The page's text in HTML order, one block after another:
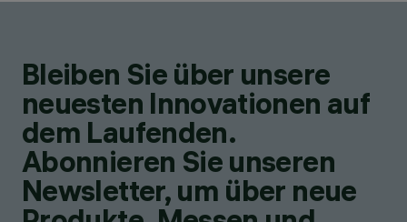
Bleiben Sie über unsere
neuesten Innovationen auf
dem Laufenden.
Abonnieren Sie unseren
Newsletter, um über neue